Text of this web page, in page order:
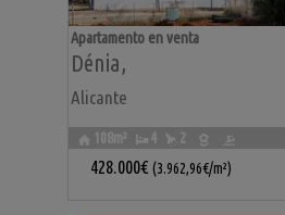
Dénia,
Alicante
Apartamento en venta
108m² 4 2
428.000€ (3.962,96€/m²)